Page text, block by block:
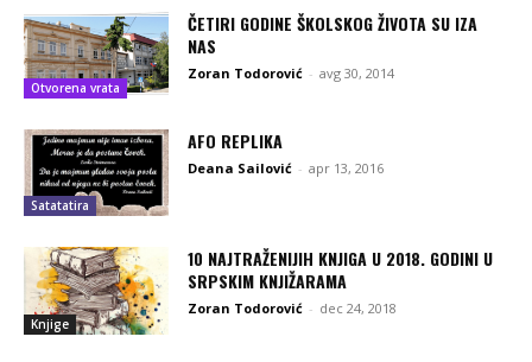
Otvorena vrata
ČETIRI GODINE ŠKOLSKOG ŽIVOTA SU IZA
NAS
Zoran Todorović - avg 30, 2014
Satatatira
AFO REPLIKA
Deana Sailović - apr 13, 2016
Knjige
10 NAJTRAŽENIJIH KNJIGA U 2018. GODINI U
SRPSKIM KNJIŽARAMA
Zoran Todorović - dec 24, 2018